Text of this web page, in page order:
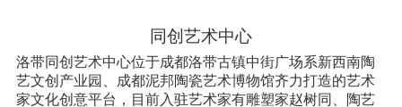
同创艺术中心
洛带同创艺术中心位于成都洛带古镇中街广场系新西南陶
艺文创产业园、成都泥邦陶瓷艺术博物馆齐力打造的艺术
家文化创意平台，目前入驻艺术家有雕塑家赵树同、陶艺